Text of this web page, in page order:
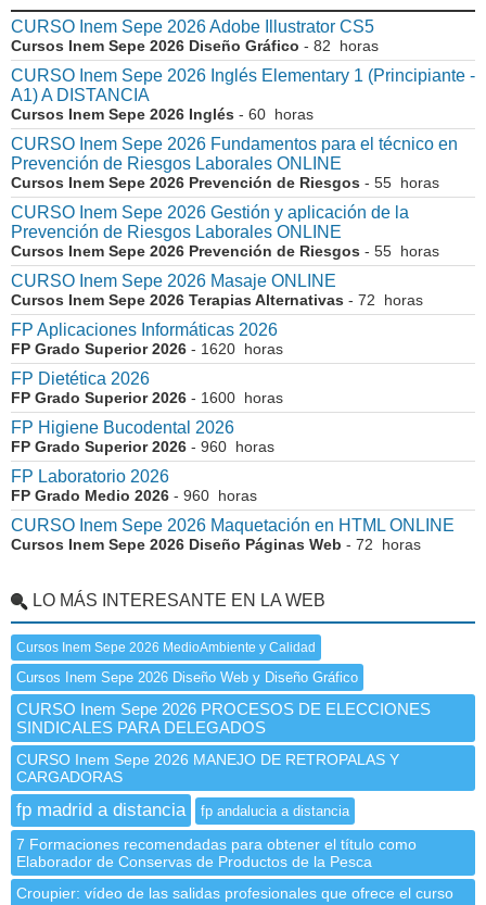
CURSO Inem Sepe 2026 Adobe Illustrator CS5
Cursos Inem Sepe 2026 Diseño Gráfico - 82 horas
CURSO Inem Sepe 2026 Inglés Elementary 1 (Principiante -
A1) A DISTANCIA
Cursos Inem Sepe 2026 Inglés - 60 horas
CURSO Inem Sepe 2026 Fundamentos para el técnico en
Prevención de Riesgos Laborales ONLINE
Cursos Inem Sepe 2026 Prevención de Riesgos - 55 horas
CURSO Inem Sepe 2026 Gestión y aplicación de la
Prevención de Riesgos Laborales ONLINE
Cursos Inem Sepe 2026 Prevención de Riesgos - 55 horas
CURSO Inem Sepe 2026 Masaje ONLINE
Cursos Inem Sepe 2026 Terapias Alternativas - 72 horas
FP Aplicaciones Informáticas 2026
FP Grado Superior 2026 - 1620 horas
FP Dietética 2026
FP Grado Superior 2026 - 1600 horas
FP Higiene Bucodental 2026
FP Grado Superior 2026 - 960 horas
FP Laboratorio 2026
FP Grado Medio 2026 - 960 horas
CURSO Inem Sepe 2026 Maquetación en HTML ONLINE
Cursos Inem Sepe 2026 Diseño Páginas Web - 72 horas
LO MÁS INTERESANTE EN LA WEB
Cursos Inem Sepe 2026 MedioAmbiente y Calidad
Cursos Inem Sepe 2026 Diseño Web y Diseño Gráfico
CURSO Inem Sepe 2026 PROCESOS DE ELECCIONES
SINDICALES PARA DELEGADOS
CURSO Inem Sepe 2026 MANEJO DE RETROPALAS Y
CARGADORAS
fp madrid a distancia fp andalucia a distancia
7 Formaciones recomendadas para obtener el título como
Elaborador de Conservas de Productos de la Pesca
Croupier: vídeo de las salidas profesionales que ofrece el curso